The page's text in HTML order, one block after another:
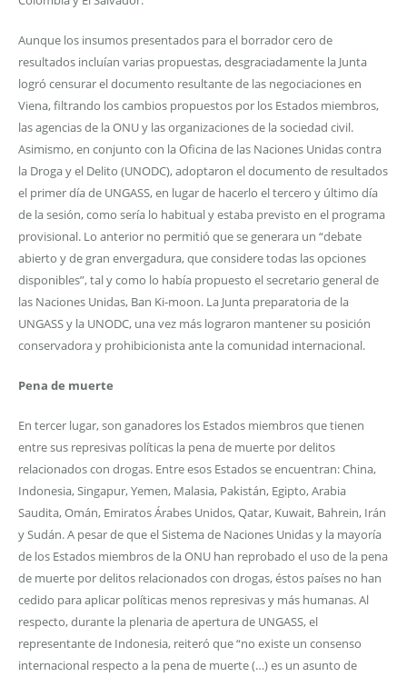
Aunque los insumos presentados para el borrador cero de
resultados incluían varias propuestas, desgraciadamente la Junta
logró censurar el documento resultante de las negociaciones en
Viena, filtrando los cambios propuestos por los Estados miembros,
las agencias de la ONU y las organizaciones de la sociedad civil.
Asimismo, en conjunto con la Oficina de las Naciones Unidas contra
la Droga y el Delito (UNODC), adoptaron el documento de resultados
el primer día de UNGASS, en lugar de hacerlo el tercero y último día
de la sesión, como sería lo habitual y estaba previsto en el programa
provisional. Lo anterior no permitió que se generara un “debate
abierto y de gran envergadura, que considere todas las opciones
disponibles”, tal y como lo había propuesto el secretario general de
las Naciones Unidas, Ban Ki-moon. La Junta preparatoria de la
UNGASS y la UNODC, una vez más lograron mantener su posición
conservadora y prohibicionista ante la comunidad internacional.
Pena de muerte
En tercer lugar, son ganadores los Estados miembros que tienen
entre sus represivas políticas la pena de muerte por delitos
relacionados con drogas. Entre esos Estados se encuentran: China,
Indonesia, Singapur, Yemen, Malasia, Pakistán, Egipto, Arabia
Saudita, Omán, Emiratos Árabes Unidos, Qatar, Kuwait, Bahrein, Irán
y Sudán. A pesar de que el Sistema de Naciones Unidas y la mayoría
de los Estados miembros de la ONU han reprobado el uso de la pena
de muerte por delitos relacionados con drogas, éstos países no han
cedido para aplicar políticas menos represivas y más humanas. Al
respecto, durante la plenaria de apertura de UNGASS, el
representante de Indonesia, reiteró que “no existe un consenso
internacional respecto a la pena de muerte (…) es un asunto de